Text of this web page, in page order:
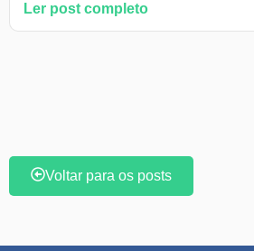
Ler post completo
Voltar para os posts